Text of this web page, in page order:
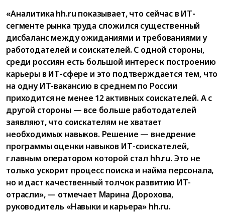
«Аналитика hh.ru показывает, что сейчас в ИТ-
сегменте рынка труда сложился существенный
дисбаланс между ожиданиями и требованиями у
работодателей и соискателей. С одной стороны,
среди россиян есть большой интерес к построению
карьеры в ИТ-сфере и это подтверждается тем, что
на одну ИТ-вакансию в среднем по России
приходится не менее 12 активных соискателей. А с
другой стороны — все больше работодателей
заявляют, что соискателям не хватает
необходимых навыков. Решение — внедрение
программы оценки навыков ИТ-соискателей,
главным оператором которой стал hh.ru. Это не
только ускорит процесс поиска и найма персонала,
но и даст качественный толчок развитию ИТ-
отрасли», — отмечает Марина Дорохова,
руководитель «Навыки и карьера» hh.ru.